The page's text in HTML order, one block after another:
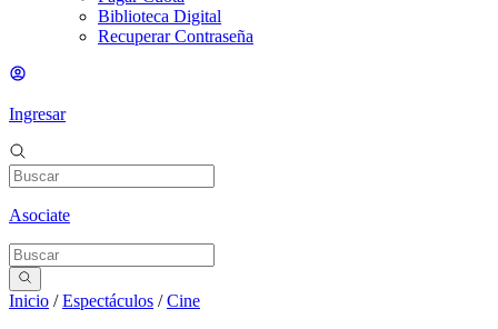
Biblioteca Digital
Recuperar Contraseña
Ingresar
Asociate
Inicio /Espectáculos /Cine